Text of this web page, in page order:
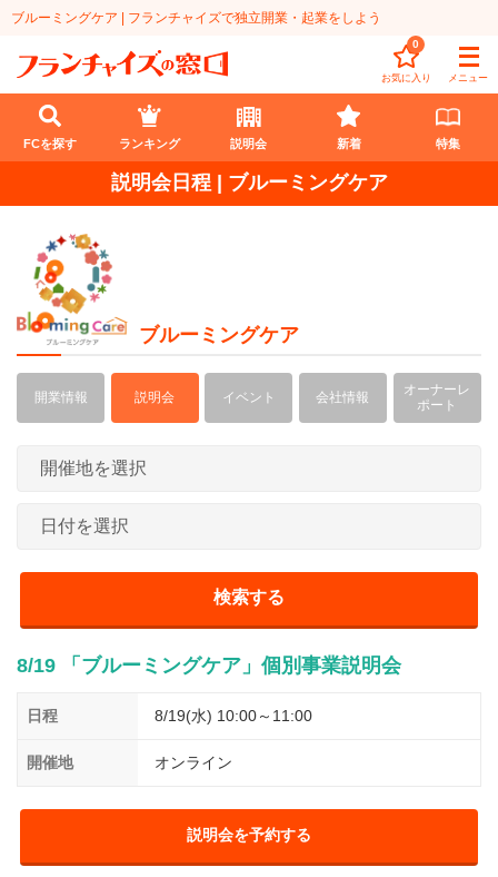
ブルーミングケア | フランチャイズで独立開業・起業をしよう
お気に入り
0
メニュー
FCを探す
業種
代理店業
教育・保育業
飲食・菓子業
小売業
美容・健康業
海外FC本部
インターン独立・社員募集
開業資金
1円〜100万円
101万円～300万円
1001万円以上
エリア
北海道
ランキング
総合ランキング
説明会
FCを探す ランキング 説明会 新着 特集
説明会日程 | ブルーミングケア
ブルーミングケア
開業情報 説明会 イベント 会社情報
オーナーレ
ポート
8/19 「ブルーミングケア」個別事業説明会
日程 8/19(水) 10:00～11:00
開催地 オンライン
説明会を予約する